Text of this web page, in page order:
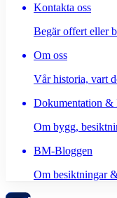
Kontakta oss
Begär offert eller
Om oss
Vår historia, vart
Dokumentation &
Om bygg,
BM-Bloggen
Om besiktningar